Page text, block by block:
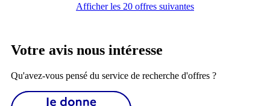
Afficher les 20 offres suivantes
Votre avis nous intéresse
Qu'avez-vous pensé du service de recherche d'offres ?